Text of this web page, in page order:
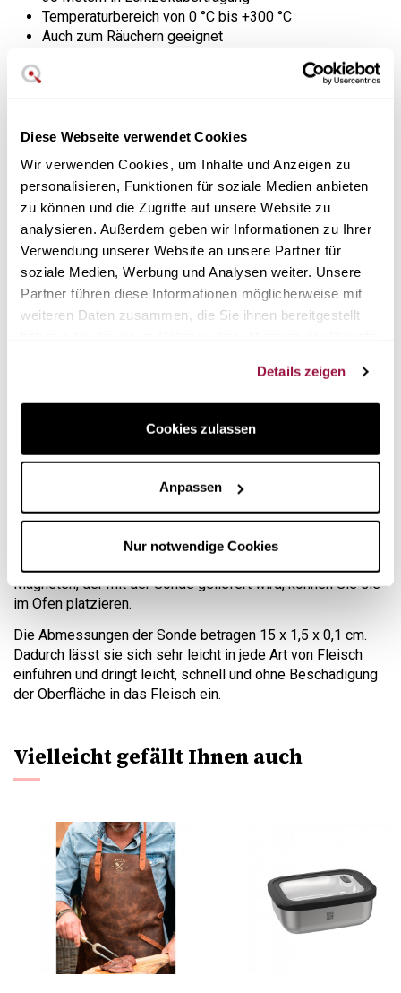
Diese Webseite verwendet Cookies
Wir verwenden Cookies, um Inhalte und Anzeigen zu
personalisieren, Funktionen für soziale Medien anbieten
zu können und die Zugriffe auf unsere Website zu
analysieren. Außerdem geben wir Informationen zu Ihrer
Verwendung unserer Website an unsere Partner für
soziale Medien, Werbung und Analysen weiter. Unsere
Partner führen diese Informationen möglicherweise mit
weiteren Daten zusammen, die Sie ihnen bereitgestellt
Details zeigen
Cookies zulassen
Anpassen
Nur notwendige Cookies
Temperaturbereich von 0 °C bis +300 °C
Auch zum Räuchern geeignet
Original Gefu-Garantie
Ein genaues und praktisches
Thermometer, das
Gourmetergebnisse garantiert.
Der Spezialist für Küchenhelfer Gefu präsentiert dieses
Kochthermometer, das sich ideal für den Einsatz beim
Grillen, Backen und Räuchern eignet. Dank der Bluetooth-
Verbindung können Sie das Garen Ihrer Speisen mit der
Anwendung To Grill bequem von Ihrem Mobiltelefon aus
steuern. Diese Anwendung verfügt über vordefinierte
Parameter, die Ihnen noch mehr helfen, wenn Sie Fisch,
Geflügel oder rotes Fleisch zubereiten. Die App ist sowohl
Thermometers sehr einfach. Die Sonde dringt sehr sanft in
alle Fleischsorten ein. Das Thermometer wird mit einer
und kann ohne Angst vor einem Einstich aufbewahrt werden.
Die To Grill App zeigt Ihnen bis zu 5 verschiedene
Garpunkte an: Von "rare" bis "overcooked". Außerdem steht
Magneten, der mit der Sonde geliefert wird, können Sie sie
im Ofen platzieren.
Die Abmessungen der Sonde betragen 15 x 1,5 x 0,1 cm.
Dadurch lässt sie sich sehr leicht in jede Art von Fleisch
einführen und dringt leicht, schnell und ohne Beschädigung
der Oberfläche in das Fleisch ein.
Vielleicht gefällt Ihnen auch